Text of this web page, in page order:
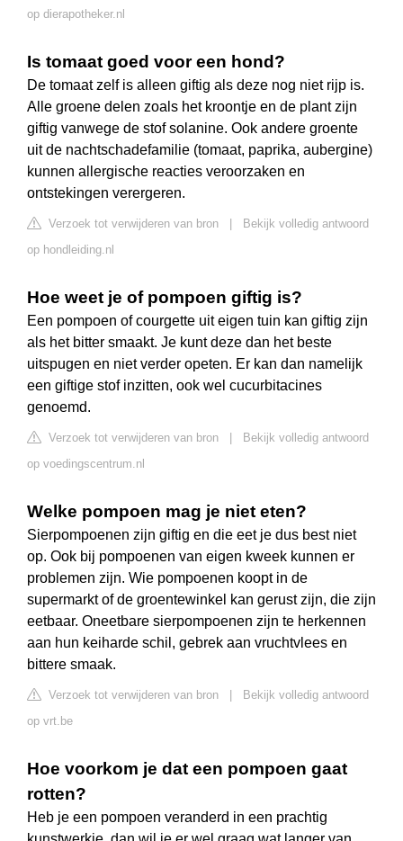
op dierapotheker.nl
Is tomaat goed voor een hond?
De tomaat zelf is alleen giftig als deze nog niet rijp is.
Alle groene delen zoals het kroontje en de plant zijn
giftig vanwege de stof solanine. Ook andere groente
uit de nachtschadefamilie (tomaat, paprika, aubergine)
kunnen allergische reacties veroorzaken en
ontstekingen verergeren.
Verzoek tot verwijderen van bron
Bekijk volledig antwoord
op hondleiding.nl
Hoe weet je of pompoen giftig is?
Een pompoen of courgette uit eigen tuin kan giftig zijn
als het bitter smaakt. Je kunt deze dan het beste
uitspugen en niet verder opeten. Er kan dan namelijk
een giftige stof inzitten, ook wel cucurbitacines
genoemd.
Verzoek tot verwijderen van bron
Bekijk volledig antwoord
op voedingscentrum.nl
Welke pompoen mag je niet eten?
Sierpompoenen zijn giftig en die eet je dus best niet
op. Ook bij pompoenen van eigen kweek kunnen er
problemen zijn. Wie pompoenen koopt in de
supermarkt of de groentewinkel kan gerust zijn, die zijn
eetbaar. Oneetbare sierpompoenen zijn te herkennen
aan hun keiharde schil, gebrek aan vruchtvlees en
bittere smaak.
Verzoek tot verwijderen van bron
Bekijk volledig antwoord
op vrt.be
Hoe voorkom je dat een pompoen gaat
rotten?
Heb je een pompoen veranderd in een prachtig